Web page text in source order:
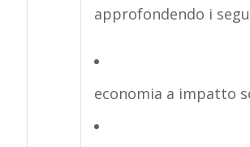
approfondendo i
economia a impatto